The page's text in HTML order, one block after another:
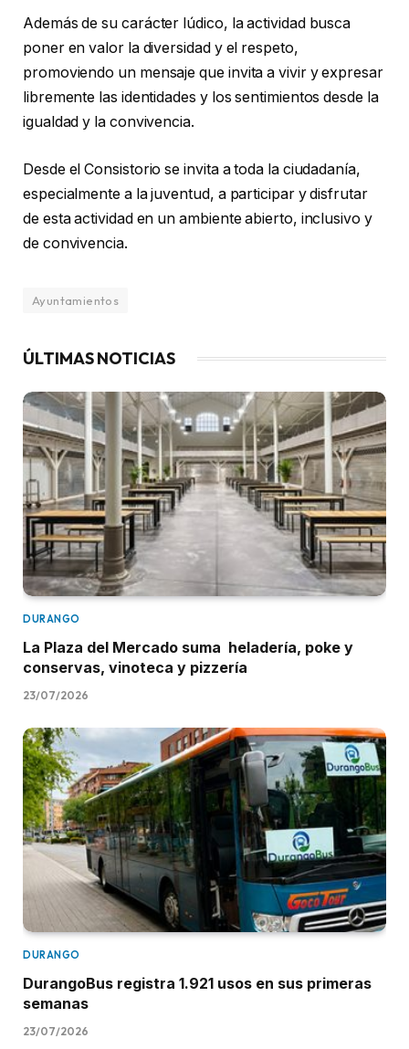
Además de su carácter lúdico, la actividad busca
poner en valor la diversidad y el respeto,
promoviendo un mensaje que invita a vivir y expresar
libremente las identidades y los sentimientos desde la
igualdad y la convivencia.
Desde el Consistorio se invita a toda la ciudadanía,
especialmente a la juventud, a participar y disfrutar
de esta actividad en un ambiente abierto, inclusivo y
de convivencia.
Ayuntamientos
ÚLTIMAS NOTICIAS
DURANGO
La Plaza del Mercado suma heladería, poke y
conservas, vinoteca y pizzería
23/07/2026
DURANGO
DurangoBus registra 1.921 usos en sus primeras
semanas
23/07/2026